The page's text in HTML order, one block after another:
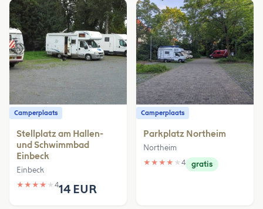
Camperplaats
Stellplatz am Hallen-
und Schwimmbad
Einbeck
Einbeck
★ ★ ★ ★ ★ 414 EUR
Camperplaats
Parkplatz Northeim
Northeim
★ ★ ★ ★ ★ 4 gratis